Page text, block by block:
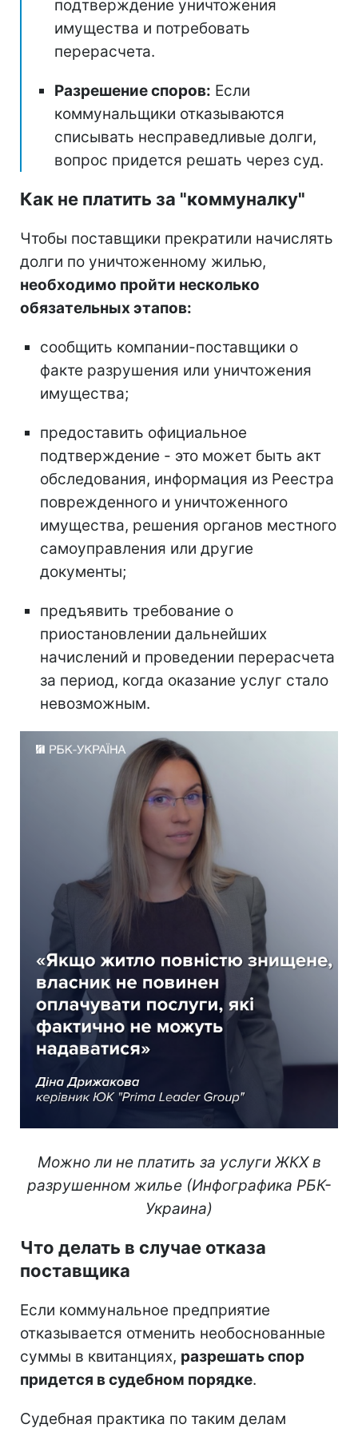
подтверждение уничтожения
имущества и потребовать
перерасчета.
Разрешение споров: Если
коммунальщики отказываются
списывать несправедливые долги,
вопрос придется решать через суд.
Как не платить за "коммуналку"
Чтобы поставщики прекратили начислять
долги по уничтоженному жилью,
необходимо пройти несколько
обязательных этапов:
сообщить компании-поставщики о
факте разрушения или уничтожения
имущества;
предоставить официальное
подтверждение - это может быть акт
обследования, информация из Реестра
поврежденного и уничтоженного
имущества, решения органов местного
самоуправления или другие
документы;
предъявить требование о
приостановлении дальнейших
начислений и проведении перерасчета
за период, когда оказание услуг стало
невозможным.
Можно ли не платить за услуги ЖКХ в
разрушенном жилье (Инфографика РБК-
Украина)​​​​​​​
Что делать в случае отказа
поставщика
Если коммунальное предприятие
отказывается отменить необоснованные
суммы в квитанциях, разрешать спор
придется в судебном порядке.
Судебная практика по таким делам